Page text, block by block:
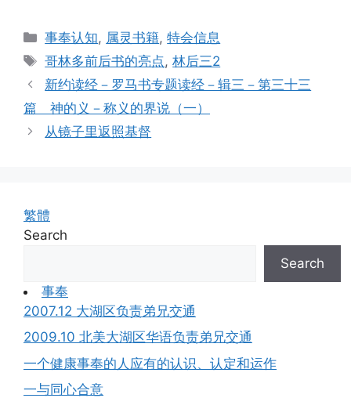
Categories
事奉认知, 属灵书籍,特会信息
Tags
哥林多前后书的亮点,林后三2
新约读经－罗马书专题读经－辑三－第三十三
篇 神的义－称义的界说（一）
从镜子里返照基督
繁體
Search
Search
事奉
2007.12 大湖区负责弟兄交通
2009.10 北美大湖区华语负责弟兄交通
一个健康事奉的人应有的认识、认定和运作
一与同心合意